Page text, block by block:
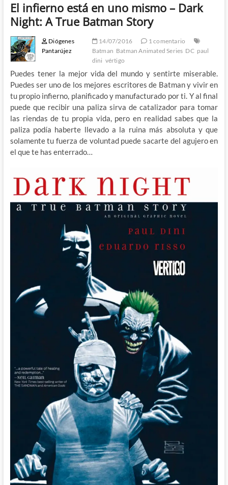
El infierno está en uno mismo – Dark
Night: A True Batman Story
Diógenes
Pantarújez
14/07/2016
1 comentario
Batman Batman Animated Series DC paul
dini vértigo
Puedes tener la mejor vida del mundo y sentirte miserable.
Puedes ser uno de los mejores escritores de Batman y vivir en
tu propio infierno, planificado y manufacturado por ti. Y al final
puede que recibir una paliza sirva de catalizador para tomar
las riendas de tu propia vida, pero en realidad sabes que la
paliza podía haberte llevado a la ruina más absoluta y que
solamente tu fuerza de voluntad puede sacarte del agujero en
el que te has enterrado…